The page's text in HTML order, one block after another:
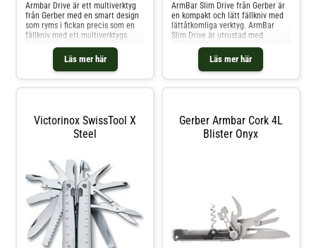
Läs mer här
Armbar Drive är ett multiverktyg
från Gerber med en smart design
som ryms i fickan precis som en
fällkniv med ett multiverktygs
funktioner.
FlasköppnareSkruvmejselSaxHam
mareEtt litet och ett större
knivbladKofotPryl
Läs mer här
ArmBar Slim Drive från Gerber är
en kompakt och lätt fällkniv med
lättåtkomliga verktyg. ArmBar
Slim Drive är utrustad med
tvåsidig bits, kapsylöppnare och
en kniv som enkelt fälls ut med
enhandsfattning. Ramlåset håller
bladet på plats för säker
Victorinox SwissTool X
Steel
Gerber Armbar Cork 4L
Blister Onyx